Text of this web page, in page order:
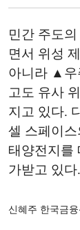
민간 주도
면서 위성
아니라 ▲우
고도 유사
지고 있다.
셀 스페이
태양전지를
가받고 있다.
신혜주 한국금융